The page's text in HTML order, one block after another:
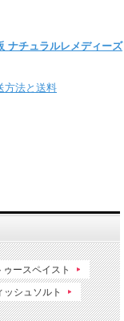
ナチュラルレメディーズ
方法と送料
ゥースペイスト
ッシュソルト